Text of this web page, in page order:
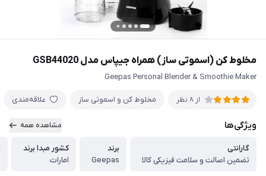
مخلوط کن (اسموتی ساز) همراه جیپاس مدل GSB44020
Geepas Personal Blender & Smoothie Maker
از 8 نظر مخلوط کن و اسموتی ساز علاقه‌مندی
ویژگی‌ها مشاهده همه
گارانتی
تضمین اصالت و سلامت فیزیکی کالا
برند
Geepas
کشور مبدا برند
امارات